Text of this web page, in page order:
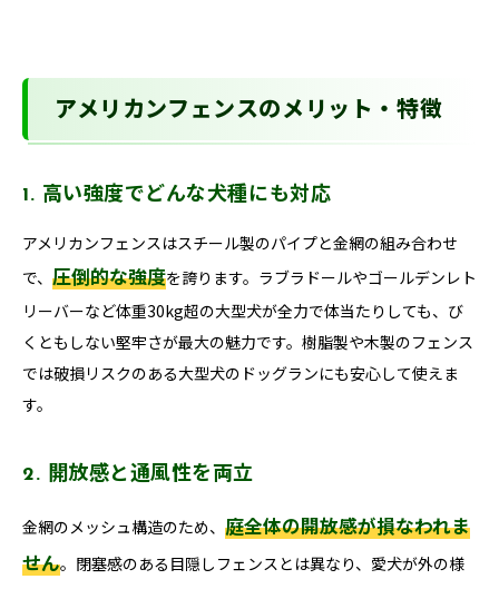
アメリカンフェンスのメリット・特徴
1. 高い強度でどんな犬種にも対応
アメリカンフェンスはスチール製のパイプと金網の組み合わせ
で、 圧倒的な強度を誇ります。ラブラドールやゴールデンレト
リーバーなど体重30kg超の大型犬が全力で体当たりしても、び
くともしない堅牢さが最大の魅力です。樹脂製や木製のフェンス
では破損リスクのある大型犬のドッグランにも安心して使えま
す。
2. 開放感と通風性を両立
金網のメッシュ構造のため、 庭全体の開放感が損なわれま
せん。閉塞感のある目隠しフェンスとは異なり、愛犬が外の様